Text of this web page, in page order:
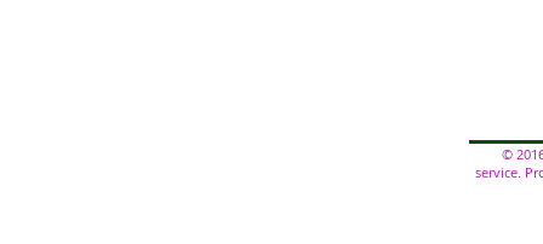
©
service.